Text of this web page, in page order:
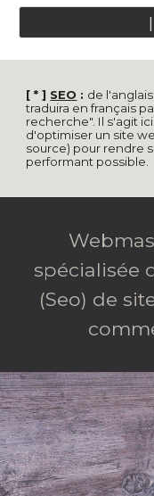
[ * ] SEO : de
traduira en français
recherche". Il s'agit
d'optimiser un site
source) pour rendre
performant possible.
spécialisée
(Seo) de